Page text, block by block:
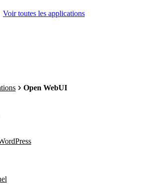
Voir toutes les applications
Open WebUI